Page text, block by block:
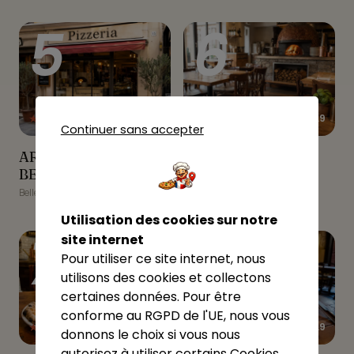
5
★★★★★
ARTHURIMMO.COM
BELLEY
Belley
6
4.9
Belley
7
★★★★★ 4.9
8
★★★★★ 4.9
Continuer sans accepter
Utilisation des cookies sur notre
site internet
Pour utiliser ce site internet, nous
utilisons des cookies et collectons
certaines données. Pour être
conforme au RGPD de l'UE, nous vous
donnons le choix si vous nous